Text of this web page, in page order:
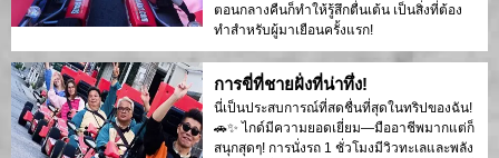
ตอนกลางคืนก็ทำให้รู้สึกตื่นเต้น เป็นสิ่งที่ต้อง
ทำสำหรับผู้มาเยือนครั้งแรก!
การขี่ที่ชายฝั่งที่น่าทึ่ง!
นี่เป็นประสบการณ์ที่สดชื่นที่สุดในทริปของฉัน!
🚗✨ ไกด์มีความยอดเยี่ยม—มืออาชีพมากแต่ก็
สนุกสุดๆ! การนั่งรถ 1 ชั่วโมงมีวิวทะเลและพลัง